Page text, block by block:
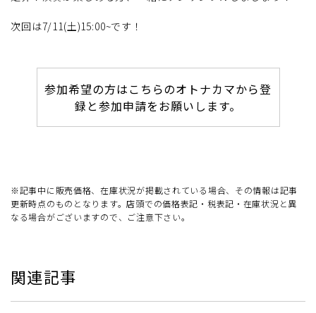
次回は7/11(土)15:00~です！
参加希望の方はこちらのオトナカマから登
録と参加申請をお願いします。
※記事中に販売価格、在庫状況が掲載されている場合、その情報は記事
更新時点のものとなります。店頭での価格表記・税表記・在庫状況と異
なる場合がございますので、ご注意下さい。
関連記事